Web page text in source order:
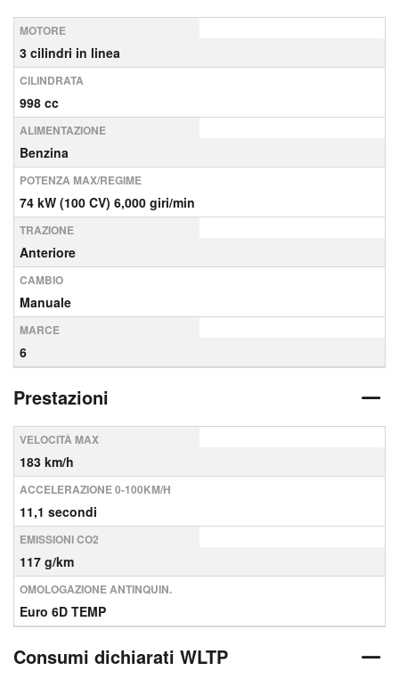
MOTORE
3 cilindri in linea
CILINDRATA
998 cc
ALIMENTAZIONE
Benzina
POTENZA MAX/REGIME
74 kW (100 CV) 6,000 giri/min
TRAZIONE
Anteriore
CAMBIO
Manuale
MARCE
6
Prestazioni
VELOCITÀ MAX
183 km/h
ACCELERAZIONE 0-100KM/H
11,1 secondi
EMISSIONI CO2
117 g/km
OMOLOGAZIONE ANTINQUIN.
Euro 6D TEMP
Consumi dichiarati WLTP